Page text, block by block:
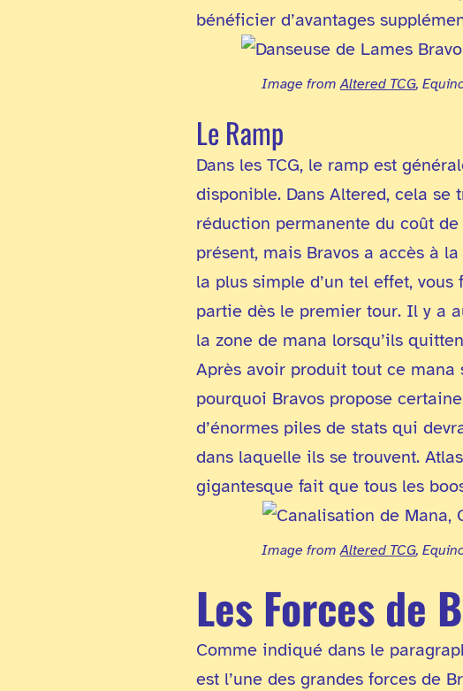
bénéficier d’avantages
Image fromAltered TCG,
Le Ramp
Dans les TCG, le ramp est
disponible. Dans Altered, cela se
réduction permanente du coût
présent, mais Bravos a accès à
la plus simple d’un tel effet,
partie dès le premier tour. Il y a
la zone de mana lorsqu’ils
Après avoir produit tout ce mana
pourquoi Bravos propose
d’énormes piles de stats qui
dans laquelle ils se trouvent.
gigantesque fait que tous les
Image fromAltered TCG,
Les Forces de
Comme indiqué dans le
est l’une des grandes forces de